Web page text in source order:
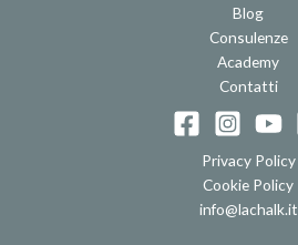
Blog
Consulenze
Academy
Contatti
Privacy Policy
Cookie Policy
info@lachalk.it